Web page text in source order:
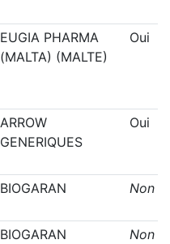
EUGIA PHARMA
(MALTA) (MALTE)
Oui
ARROW
GENERIQUES
Oui
BIOGARAN Non
BIOGARAN Non